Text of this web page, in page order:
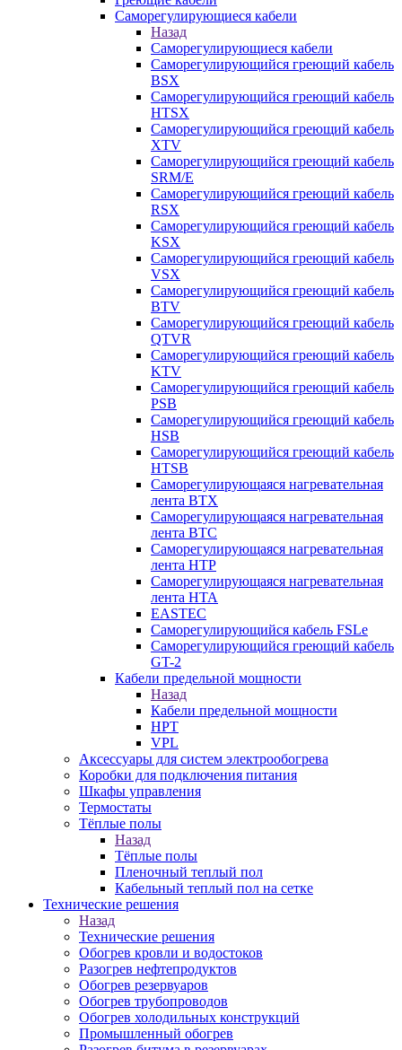
Саморегулирующиеся кабели
Назад
Саморегулирующиеся кабели
Саморегулирующийся греющий кабель
BSX
Саморегулирующийся греющий кабель
HTSX
Саморегулирующийся греющий кабель
XTV
Саморегулирующийся греющий кабель
SRM/E
Саморегулирующийся греющий кабель
RSX
Саморегулирующийся греющий кабель
KSX
Саморегулирующийся греющий кабель
VSX
Саморегулирующийся греющий кабель
BTV
Саморегулирующийся греющий кабель
QTVR
Саморегулирующийся греющий кабель
KTV
Саморегулирующийся греющий кабель
PSB
Саморегулирующийся греющий кабель
HSB
Саморегулирующийся греющий кабель
HTSB
Саморегулирующаяся нагревательная
лента ВТХ
Саморегулирующаяся нагревательная
лента ВТС
Саморегулирующаяся нагревательная
лента НТР
Саморегулирующаяся нагревательная
лента НТА
EASTEC
Саморегулирующийся кабель FSLe
Саморегулирующийся греющий кабель
GT-2
Кабели предельной мощности
Назад
Кабели предельной мощности
HPT
VPL
Аксессуары для систем электрообогрева
Коробки для подключения питания
Шкафы управления
Термостаты
Тёплые полы
Назад
Тёплые полы
Пленочный теплый пол
Кабельный теплый пол на сетке
Технические решения
Назад
Технические решения
Обогрев кровли и водостоков
Разогрев нефтепродуктов
Обогрев резервуаров
Обогрев трубопроводов
Обогрев холодильных конструкций
Промышленный обогрев